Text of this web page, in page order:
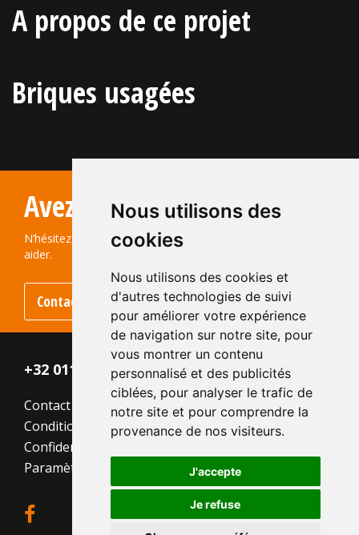
Nous utilisons des
cookies
Nous utilisons des cookies et
d'autres technologies de suivi
pour améliorer votre expérience
de navigation sur notre site, pour
vous montrer un contenu
personnalisé et des publicités
ciblées, pour analyser le trafic de
notre site et pour comprendre la
provenance de nos visiteurs.
J'accepte
Je refuse
A propos de ce projet
Briques usagées
Avez-vous des questions?
N’hésitez pas à nous contacter ! Nous serons ravis de vous
aider.
Contactez-nous
+32 011 - 870 938
Contact
Conditions générales
Confidentialité
Paramètres des cookies